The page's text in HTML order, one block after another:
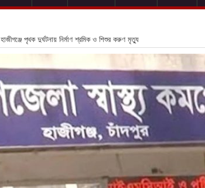
হাজীগঞ্জে পৃথক দুর্ঘটনায় নির্মাণ শ্রমিক ও শিশুর করুণ মৃত্যু